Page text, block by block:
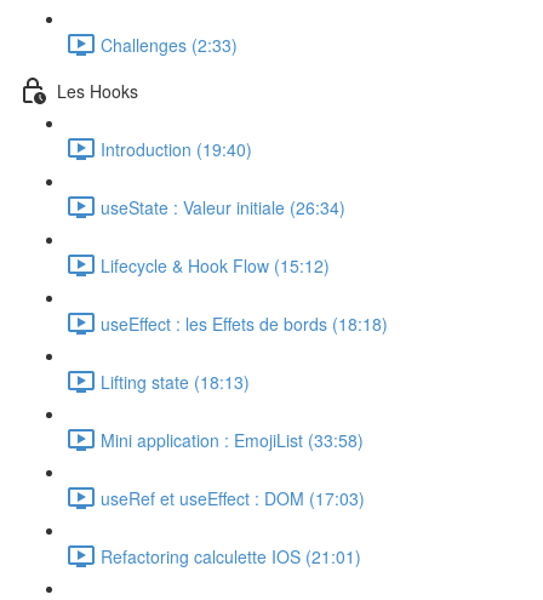
Challenges (2:33)
Les Hooks
Introduction (19:40)
useState : Valeur initiale (26:34)
Lifecycle & Hook Flow (15:12)
useEffect : les Effets de bords (18:18)
Lifting state (18:13)
Mini application : EmojiList (33:58)
useRef et useEffect : DOM (17:03)
Refactoring calculette IOS (21:01)